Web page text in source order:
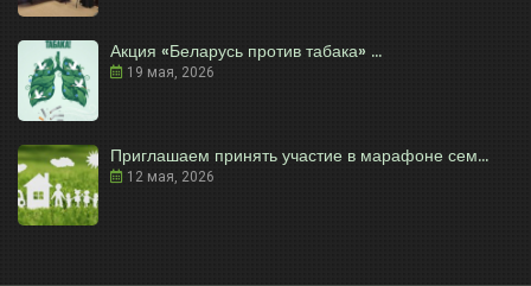
Акция «Беларусь против табака» ...
19 мая, 2026
Приглашаем принять участие в марафоне сем...
12 мая, 2026